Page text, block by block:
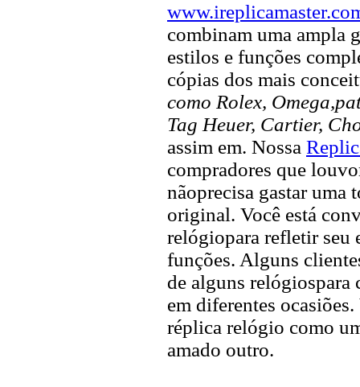
combinam uma ampla
estilos e funções
cópias dos mais
como Rolex,
Tag Heuer, Cartier,
assim em. Nossa
compradores que
nãoprecisa gastar uma
original. Você está
relógiopara refletir seu
funções. Alguns
de alguns relógiospara
em diferentes
réplica relógio como
amado outro.